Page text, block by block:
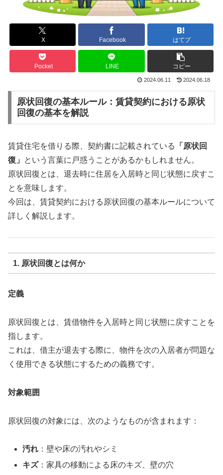
X Facebook はてブ
Pocket LINE コピー
2024.06.11 2024.06.18
原状回復の基本ルール：賃貸契約における原状
回復の基本を解説
賃貸住宅を借りる際、契約書に記載されている
「原状回
復」
という言葉に戸惑うことがあるかもしれません。
原状回復とは、退去時に住居を入居時と同じ状態に戻すこ
とを意味します。
今回は、賃貸契約における原状回復の基本ルールについて
詳しく解説します。
1. 原状回復とは何か
定義
原状回復とは、賃借物件を入居時と同じ状態に戻すことを
指します。
これは、借主が退去する際に、物件を次の入居者が問題な
く使用できる状態にするための義務です。
対象範囲
原状回復の対象には、次のようなものが含まれます：
汚れ ：壁や床の汚れやシミ
キズ：家具の移動による床のキズ、壁の穴